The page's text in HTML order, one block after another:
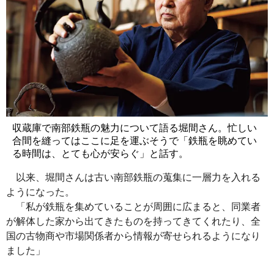
収蔵庫で南部鉄瓶の魅力について語る堀間さん。忙しい
合間を縫ってはここに足を運ぶそうで「鉄瓶を眺めてい
る時間は、とても心が安らぐ」と話す。
以来、堀間さんは古い南部鉄瓶の蒐集に一層力を入れる
ようになった。
「私が鉄瓶を集めていることが周囲に広まると、同業者
が解体した家から出てきたものを持ってきてくれたり、全
国の古物商や市場関係者から情報が寄せられるようになり
ました」